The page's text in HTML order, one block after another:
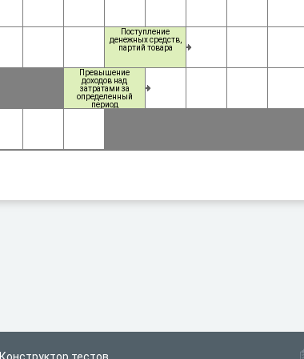
Поступление
денежных средств,
партий товара
Превышение
доходов над
затратами за
определенный
период